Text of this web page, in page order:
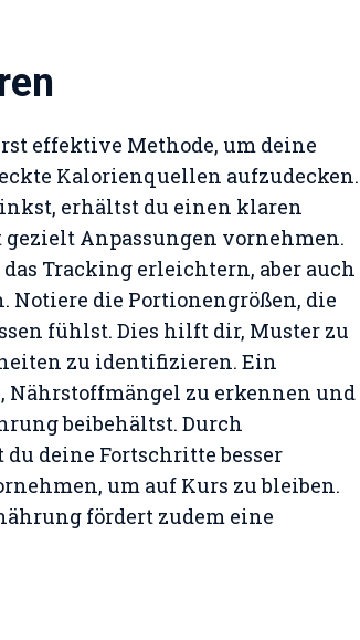
effektive Methode, um deine
Kalorienquellen aufzudecken.
erhältst du einen klaren
Anpassungen vornehmen.
Tracking erleichtern, aber auch
die Portionengrößen, die
fühlst. Dies hilft dir, Muster zu
zu identifizieren. Ein
Nährstoffmängel zu erkennen und
beibehältst. Durch
deine Fortschritte besser
um auf Kurs zu bleiben.
fördert zudem eine